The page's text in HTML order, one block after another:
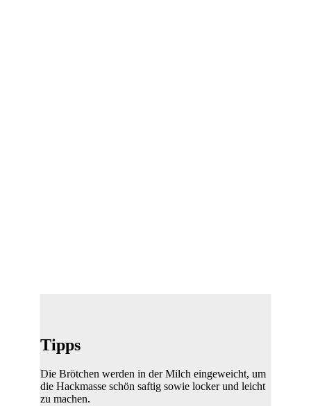
Tipps
Die Brötchen werden in der Milch eingeweicht, um
die Hackmasse schön saftig sowie locker und leicht
zu machen.